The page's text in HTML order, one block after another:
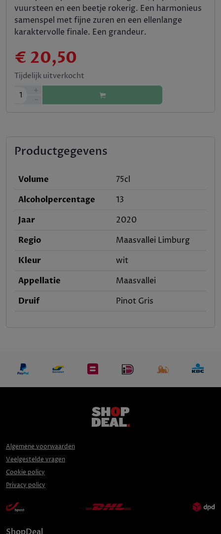
vuursteen en een beetje rokerig. Een harmonieus
samenspel met fijne zuren en een ellenlange
karaktervolle finale. Een grandeur.
€ 20,50
Tijdelijk uitverkocht
1
+
-
Productgegevens
Volume
75cl
Alcoholpercentage
13
Jaar
2020
Regio
Maasvallei Limburg
Kleur
wit
Appellatie
Maasvallei
Druif
Pinot Gris
Algemene voorwaarden
Veelgestelde vragen
Cookie policy
Privacy policy